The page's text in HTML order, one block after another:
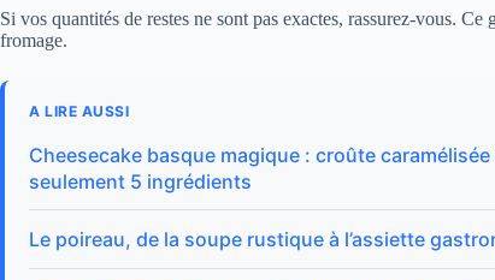
Si vos quantités de restes ne sont pas exactes, rassurez-vous.
fromage.
A LIRE AUSSI
Cheesecake basque magique : croûte
seulement 5 ingrédients
Le poireau, de la soupe rustique à l’assiette